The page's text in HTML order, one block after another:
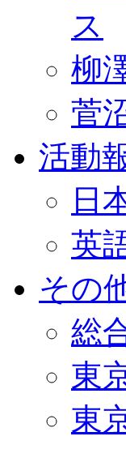
ス
柳
菅
活動
日
英
その
総
東
東